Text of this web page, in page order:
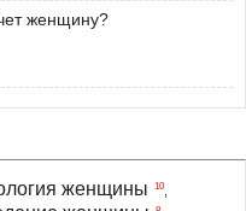
женщину?
женщины 10,